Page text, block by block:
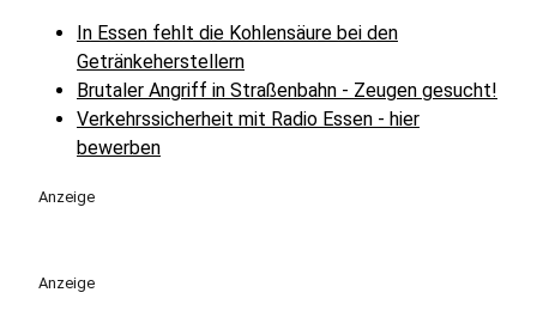
In Essen fehlt die Kohlensäure bei den
Getränkeherstellern
Brutaler Angriff in Straßenbahn - Zeugen gesucht!
Verkehrssicherheit mit Radio Essen - hier
bewerben
Anzeige
Anzeige